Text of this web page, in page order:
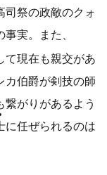
司祭の政敵のクォ
実。また、
て現在も親交があ
カ伯爵が剣技の師
がりがあるよう
に任ぜられるのは